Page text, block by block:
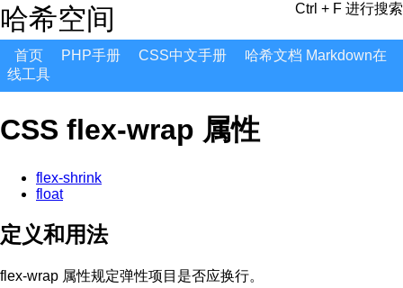
哈希空间 Ctrl + F 进行搜索
首页 PHP手册 CSS中文手册
哈希文档 Markdown在
线工具
CSS flex-wrap 属性
flex-shrink
float
定义和用法
flex-wrap 属性规定弹性项目是否应换行。